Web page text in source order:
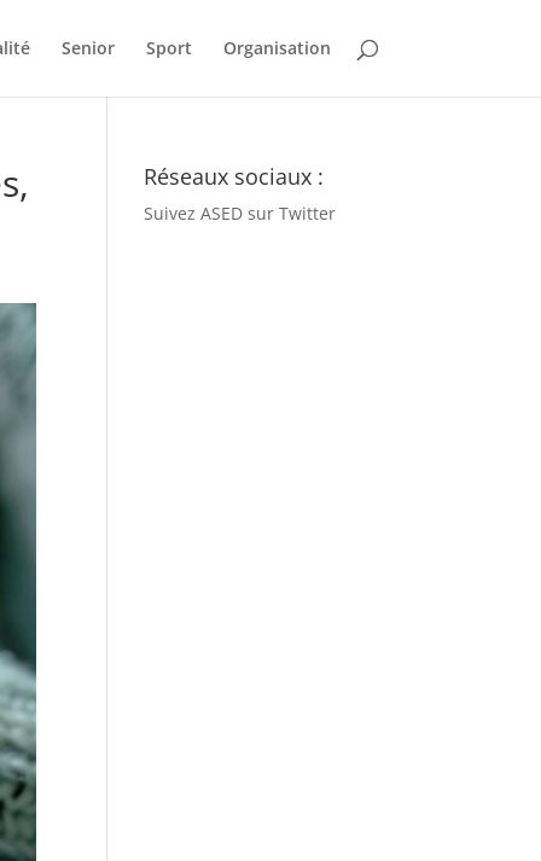
Senior Sport Organisation
Réseaux sociaux :
Suivez ASED sur Twitter